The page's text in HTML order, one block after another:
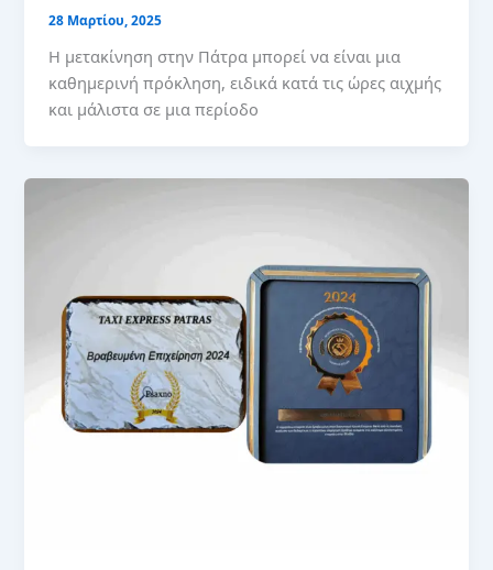
28 Μαρτίου, 2025
Η μετακίνηση στην Πάτρα μπορεί να είναι μια
καθημερινή πρόκληση, ειδικά κατά τις ώρες αιχμής
και μάλιστα σε μια περίοδο